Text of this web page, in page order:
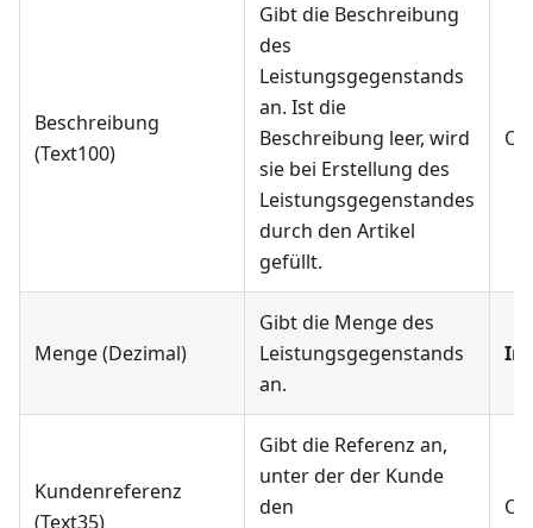
Beschreibung
(Text100)
Gibt die Beschreibung
des
Leistungsgegenstands
an. Ist die
Beschreibung leer, wird
sie bei Erstellung des
Leistungsgegenstandes
durch den Artikel
gefüllt.
Menge (Dezimal)
Gibt die Menge des
Leistungsgegenstands
an.
Kundenreferenz
(Text35)
Gibt die Referenz an,
unter der der Kunde
den